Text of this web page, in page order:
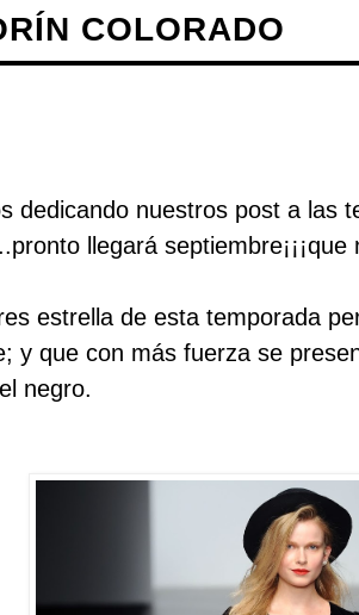
COLORADO
dedicando nuestros post a las
llegará
estrella de esta temporada
y que con más fuerza se
negro.